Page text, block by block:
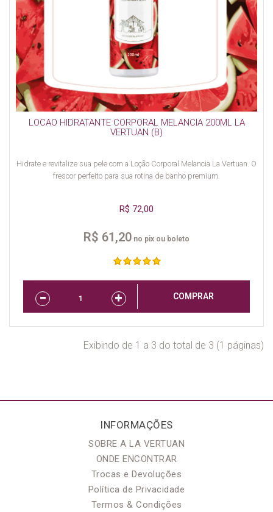
LOCAO HIDRATANTE CORPORAL MELANCIA 200ML LA
VERTUAN (B)
Hidrate e revitalize sua pele com a Loção Corporal Melancia La Vertuan. O
frescor perfeito para sua rotina de banho premium.
R$ 72,00
R$ 61,20 no pix ou boleto
COMPRAR
Exibindo de 1 a 3 do total de 3 (1 páginas)
INFORMAÇÕES
SOBRE A LA VERTUAN
ONDE ENCONTRAR
Trocas e Devoluções
Política de Privacidade
Termos & Condições